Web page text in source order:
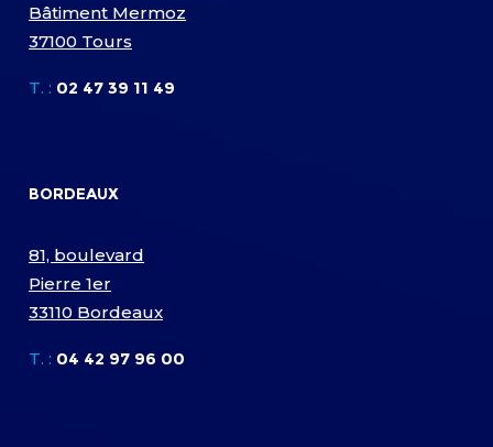
Bâtiment Mermoz
37100 Tours
T. : 02 47 39 11 49
BORDEAUX
81, boulevard
Pierre 1er
33110 Bordeaux
T. : 04 42 97 96 00